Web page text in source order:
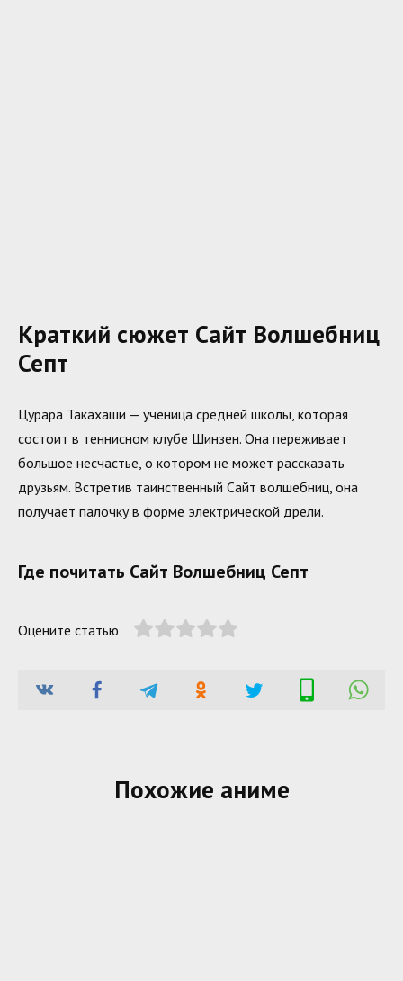
Краткий сюжет Сайт Волшебниц
Септ
Цурара Такахаши — ученица средней школы, которая
состоит в теннисном клубе Шинзен. Она переживает
большое несчастье, о котором не может рассказать
друзьям. Встретив таинственный Сайт волшебниц, она
получает палочку в форме электрической дрели.
Где почитать Сайт Волшебниц Септ
Оцените статью
Похожие аниме